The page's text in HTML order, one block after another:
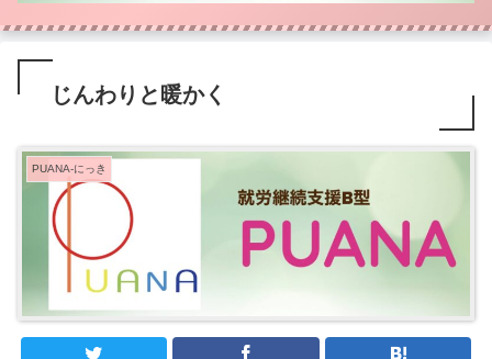
じんわりと暖かく
PUANA-にっき